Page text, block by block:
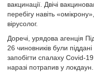
вакцинації. Двічі
перебігу навіть
вірусолог.
Доречі, урядова агенція
26 чиновників були
запобігти спалаху Covid-
наразі потрапив у локдаун.